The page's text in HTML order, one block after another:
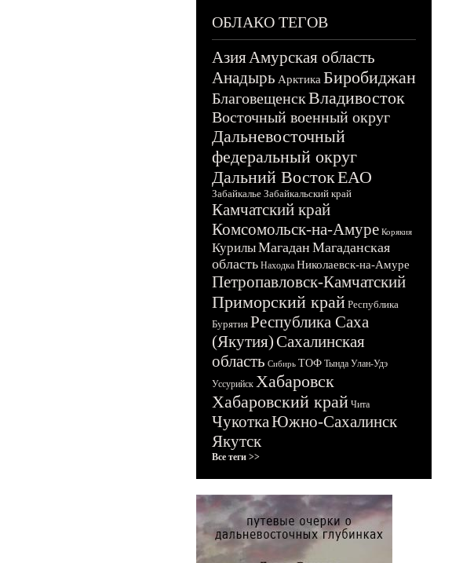
ОБЛАКО ТЕГОВ
АзияАмурская область
Анадырь Арктика Биробиджан
БлаговещенскВладивосток
Восточный военный округ
Дальневосточный
федеральный округ
Дальний ВостокЕАО
Забайкалье Забайкальский край
Камчатский край
Комсомольск-на-Амуре Корякия
КурилыМагадан Магаданская
область Находка Николаевск-на-Амуре
Петропавловск-Камчатский
Приморский край Республика
Бурятия Республика Саха
(Якутия)Сахалинская
область Сибирь ТОФ Тында Улан-Удэ
Уссурийск Хабаровск
Хабаровский край Чита
ЧукоткаЮжно-Сахалинск
Якутск
Все теги >>